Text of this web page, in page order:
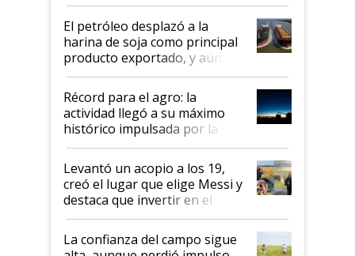
El petróleo desplazó a la
harina de soja como principal
producto exportado, y aún así
el agro aportó casi seis de cada
diez dólares y sostuvo el
liderazgo en un semestre
récord
Récord para el agro: la
actividad llegó a su máximo
histórico impulsada por la
cosecha y las exportaciones
Levantó un acopio a los 19,
creó el lugar que elige Messi y
destaca que invertir en el
kirchnerismo era como "darle
plata a un hijo para droga":
Juan Félix Rossetti, el libertario
La confianza del campo sigue